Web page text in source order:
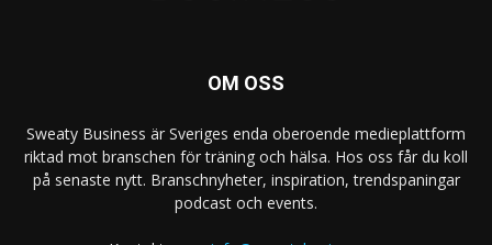
OM OSS
Sweaty Business är Sveriges enda oberoende medieplattform
riktad mot branschen för träning och hälsa. Hos oss får du koll
på senaste nytt. Branschnyheter, inspiration, trendspaningar
podcast och events.